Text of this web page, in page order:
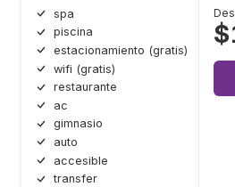
spa
piscina
estacionamiento (gratis)
wifi (gratis)
restaurante
ac
gimnasio
auto
accesible
transfer